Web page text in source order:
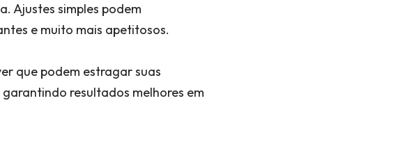
Ajustes simples podem
e muito mais apetitosos.
que podem estragar suas
resultados melhores em